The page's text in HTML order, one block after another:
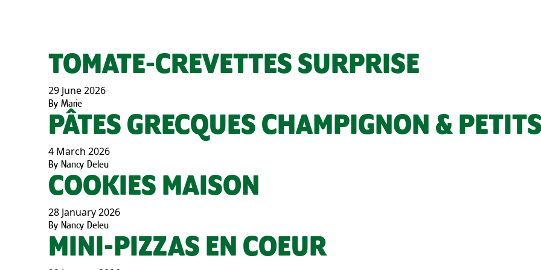
TOMATE-CREVETTES SURPRISE
29 June 2026
By Marie
PÂTES GRECQUES CHAMPIGNON &
4 March 2026
By Nancy Deleu
COOKIES MAISON
28 January 2026
By Nancy Deleu
MINI-PIZZAS EN COEUR